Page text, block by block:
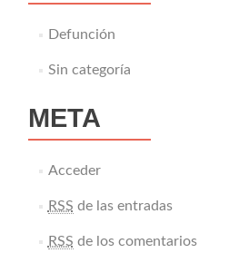
Defunción
Sin categoría
META
Acceder
RSS de las entradas
RSS de los comentarios